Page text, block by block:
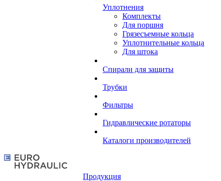
Уплотнения
Комплекты
Для поршня
Грязесъемные кольца
Уплотнительные кольца
Для штока
Спирали для защиты
Трубки
Фильтры
Гидравлические ротаторы
Каталоги производителей
Продукция